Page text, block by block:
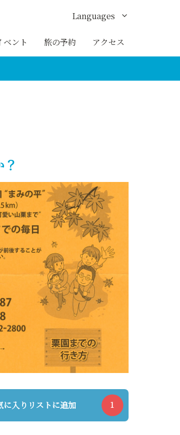
ベント 旅の予約 アクセス
Languages
English
か？
に入りリストに追加